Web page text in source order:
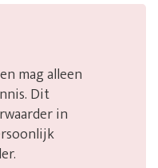
mag alleen
Dit
in